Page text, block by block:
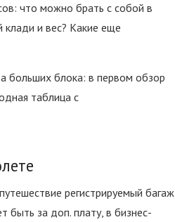
что можно брать с собой в
клади и вес? Какие еще
больших блока: в первом обзор
таблица с
регистрируемый багаж
за доп. плату, в бизнес-